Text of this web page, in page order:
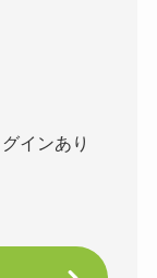
インあり